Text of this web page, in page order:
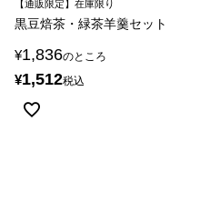
【通販限定】在庫限り
黒豆焙茶・緑茶羊羹セット
¥1,836のところ
¥1,512税込